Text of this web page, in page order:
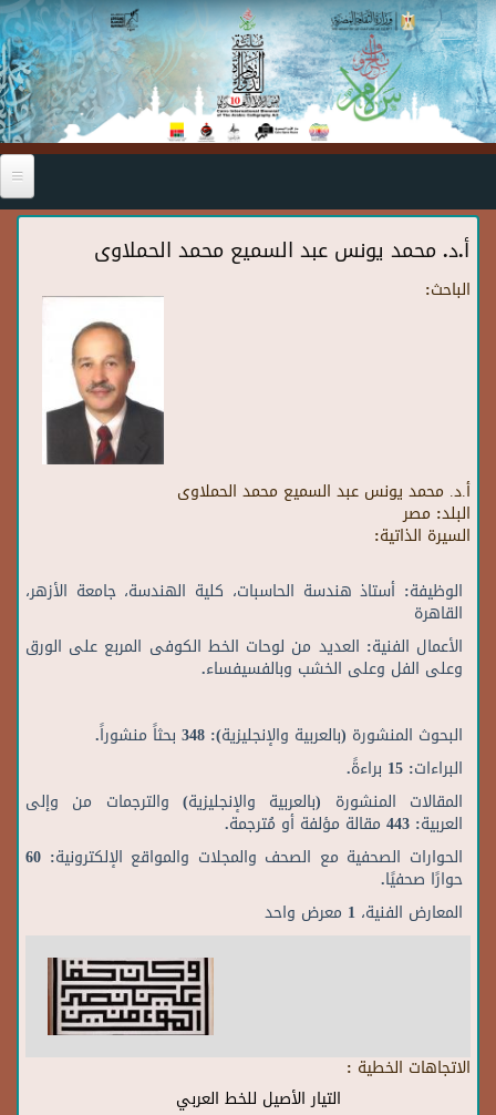
Skip to main content
أ.د. محمد يونس عبد السميع محمد الحملاوى
الباحث:
أ.د. محمد يونس عبد السميع محمد الحملاوى
البلد: مصر
السيرة الذاتية:
الوظيفة: أستاذ هندسة الحاسبات، كلية الهندسة، جامعة الأزهر،
القاهرة
الأعمال الفنية: العديد من لوحات الخط الكوفى المربع على الورق
وعلى الفل وعلى الخشب وبالفسيفساء.
البحوث المنشورة (بالعربية والإنجليزية): 348 بحثاً منشوراً.
البراءات: 15 براءةً.
المقالات المنشورة (بالعربية والإنجليزية) والترجمات من وإلى
العربية: 443 مقالة مؤلفة أو مُترجمة.
الحوارات الصحفية مع الصحف والمجلات والمواقع الإلكترونية: 60
حوارًا صحفيًا.
المعارض الفنية، 1 معرض واحد
الاتجاهات الخطية :
التيار الأصيل للخط العربي